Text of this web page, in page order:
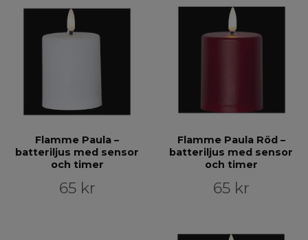
Flamme Paula –
batteriljus med sensor
och timer
65 kr
Flamme Paula Röd –
batteriljus med sensor
och timer
65 kr